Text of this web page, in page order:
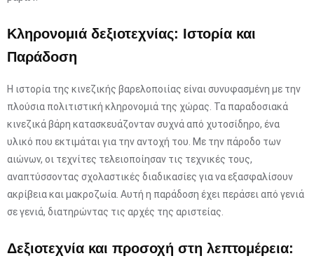
Κληρονομιά δεξιοτεχνίας: Ιστορία και
Παράδοση
Η ιστορία της κινεζικής βαρελοποιίας είναι συνυφασμένη με την
πλούσια πολιτιστική κληρονομιά της χώρας. Τα παραδοσιακά
κινεζικά βάρη κατασκευάζονταν συχνά από χυτοσίδηρο, ένα
υλικό που εκτιμάται για την αντοχή του. Με την πάροδο των
αιώνων, οι τεχνίτες τελειοποίησαν τις τεχνικές τους,
αναπτύσσοντας σχολαστικές διαδικασίες για να εξασφαλίσουν
ακρίβεια και μακροζωία. Αυτή η παράδοση έχει περάσει από γενιά
σε γενιά, διατηρώντας τις αρχές της αριστείας.
Δεξιοτεχνία και προσοχή στη λεπτομέρεια: